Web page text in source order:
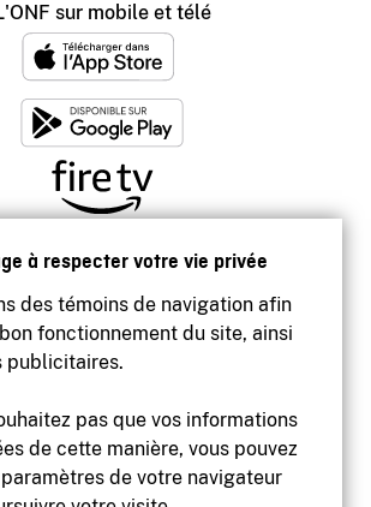
à respecter votre vie privée
des témoins de navigation afin
fonctionnement du site, ainsi
publicitaires.
pas que vos informations
de cette manière, vous pouvez
de votre navigateur
sur mobile et télé
Accessibilité